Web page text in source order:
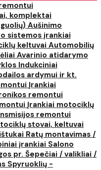
komplektai
Aušinimo
sistemos įrankiai
keltuvai Automobilių
Avarinio atidarymo
Indukciniai
ardymui ir kt.
Įrankiai
remontui
Įrankiai motociklų
remontui
stovai, keltuvai
Ratų montavimas /
įrankiai Salono
pr. Šepečiai / valikliai /
Spyruoklių -